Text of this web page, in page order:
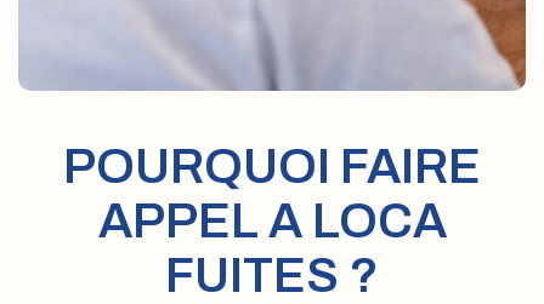
POURQUOI FAIRE
APPEL A LOCA
FUITES ?